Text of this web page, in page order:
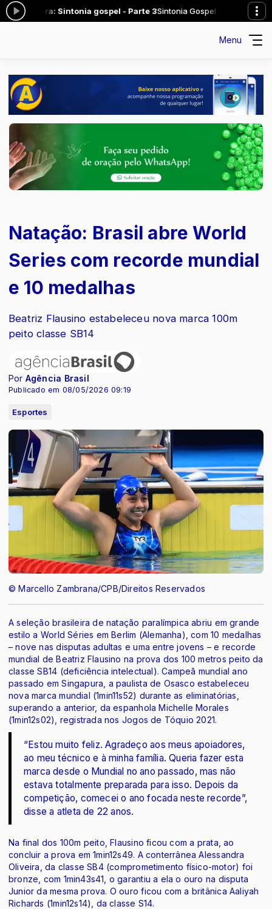
agora: Sintonia gospel - Parte 3Sintonia Gospel das 01:00 às 02:00
Menu
Natação: Brasil abre World
Series com recorde mundial
e 10 medalhas
Beatriz Flausino estabeleceu nova marca 100m
peito classe SB14
Por Agência Brasil
Publicado em 08/05/2026 09:19
Esportes
© Marcello Zambrana/CPB/Direitos Reservados
A seleção brasileira de natação paralímpica abriu em grande
estilo a World Séries em Berlim (Alemanha), com 10 medalhas
– nove nas disputas adultas e uma entre jovens – e recorde
mundial de Beatriz Flausino na prova dos 100 metros peito da
classe SB14 (deficiência intelectual). Campeã mundial ano
passado em Singapura, a paulista de Osasco estabeleceu
nova marca mundial (1min11s52) durante as eliminatórias,
superando a anterior, da espanhola Michelle Morales
(1min12s02), registrada nos Jogos de Tóquio 2021.
“Estou muito feliz. Agradeço aos meus apoiadores,
ao meu técnico e à minha família. Queria fazer esta
marca desde o Mundial no ano passado, mas não
estava totalmente preparada para isso. Depois da
competição, comecei o ano focada neste recorde”,
disse a atleta de 22 anos.
Na final dos 100m peito, Flausino ficou com a prata, ao
concluir a prova em 1min12s49. A conterrânea Alessandra
Oliveira, da classe SB4 (comprometimento físico-motor) foi
bronze, com 1min43s41, o garantiu a ela o ouro na disputa
Junior da mesma prova. O ouro ficou com a britânica Aaliyah
Richards (1min12s14), da classe S14.